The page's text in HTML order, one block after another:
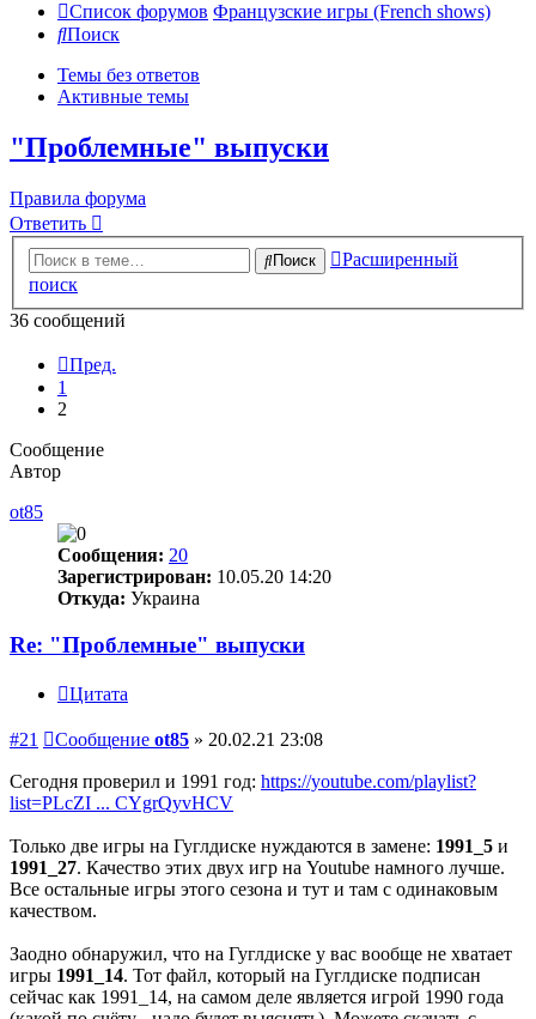
Список форумов Французские игры (French shows)
Поиск
Темы без ответов
Активные темы
"Проблемные" выпуски
Правила форума
Ответить
Поиск
Расширенный
поиск
36 сообщений
Пред.
1
2
Сообщение
Автор
ot85
Сообщения: 20
Зарегистрирован: 10.05.20 14:20
Откуда: Украина
Re: "Проблемные" выпуски
Цитата
#21 Сообщение ot85 » 20.02.21 23:08
Сегодня проверил и 1991 год: https://youtube.com/playlist?
list=PLcZI ... CYgrQyvHCV
Только две игры на Гуглдиске нуждаются в замене: 1991_5 и
1991_27. Качество этих двух игр на Youtube намного лучше.
Все остальные игры этого сезона и тут и там с одинаковым
качеством.
Заодно обнаружил, что на Гуглдиске у вас вообще не хватает
игры 1991_14. Тот файл, который на Гуглдиске подписан
сейчас как 1991_14, на самом деле является игрой 1990 года